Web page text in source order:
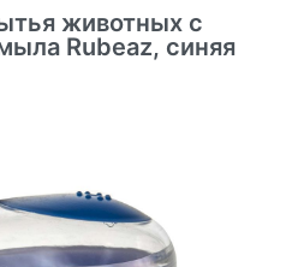
животных с
Rubeaz, синяя